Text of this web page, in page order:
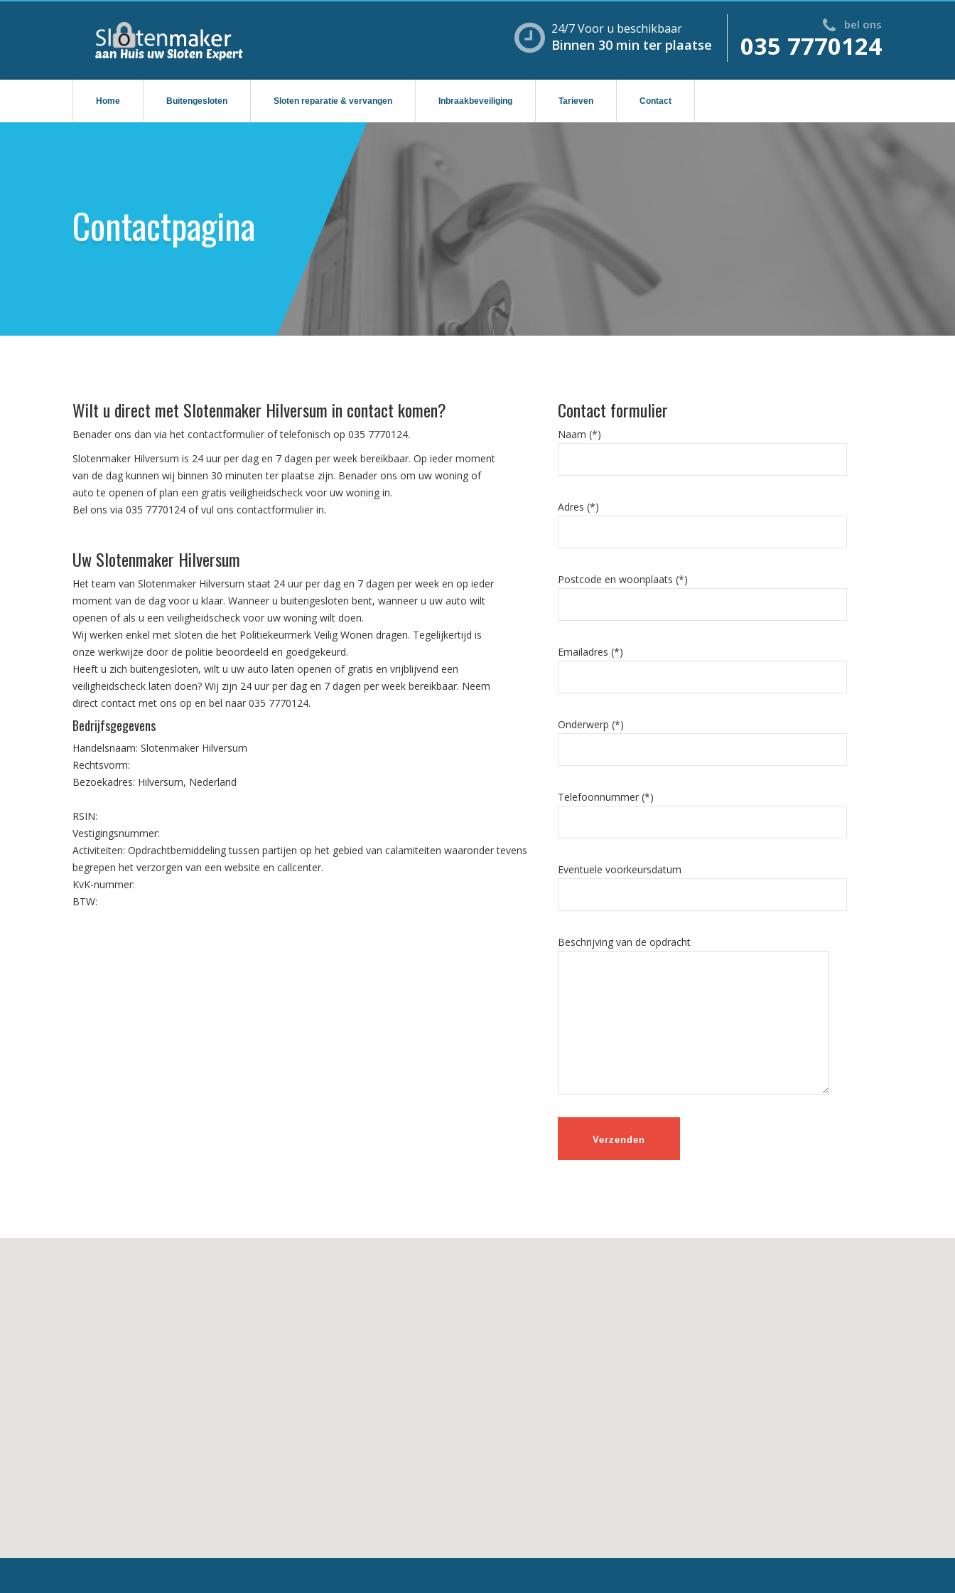
24/7 Voor u beschikbaar
Binnen 30 min ter plaatse
bel ons
035 7770124
Home Buitengesloten Sloten reparatie & vervangen Inbraakbeveiliging Tarieven Contact
Contactpagina
Wilt u direct met Slotenmaker Hilversum in contact komen?
Benader ons dan via het contactformulier of telefonisch op 035 7770124.
Slotenmaker Hilversum is 24 uur per dag en 7 dagen per week bereikbaar. Op ieder moment
van de dag kunnen wij binnen 30 minuten ter plaatse zijn. Benader ons om uw woning of
auto te openen of plan een gratis veiligheidscheck voor uw woning in.
Bel ons via 035 7770124 of vul ons contactformulier in.
Uw Slotenmaker Hilversum
Het team van Slotenmaker Hilversum staat 24 uur per dag en 7 dagen per week en op ieder
moment van de dag voor u klaar. Wanneer u buitengesloten bent, wanneer u uw auto wilt
openen of als u een veiligheidscheck voor uw woning wilt doen.
Wij werken enkel met sloten die het Politiekeurmerk Veilig Wonen dragen. Tegelijkertijd is
onze werkwijze door de politie beoordeeld en goedgekeurd.
Heeft u zich buitengesloten, wilt u uw auto laten openen of gratis en vrijblijvend een
veiligheidscheck laten doen? Wij zijn 24 uur per dag en 7 dagen per week bereikbaar. Neem
direct contact met ons op en bel naar 035 7770124.
Bedrijfsgegevens
Handelsnaam: Slotenmaker Hilversum
Rechtsvorm:
Bezoekadres: Hilversum, Nederland
RSIN:
Vestigingsnummer:
Activiteiten: Opdrachtbemiddeling tussen partijen op het gebied van calamiteiten waaronder tevens
begrepen het verzorgen van een website en callcenter.
KvK-nummer:
BTW:
Contact formulier
Naam (*)
Adres (*)
Postcode en woonplaats (*)
Emailadres (*)
Onderwerp (*)
Telefoonnummer (*)
Eventuele voorkeursdatum
Beschrijving van de opdracht